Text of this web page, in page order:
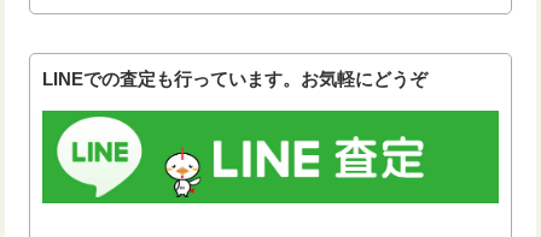
LINEでの査定も行っています。お気軽にどうぞ